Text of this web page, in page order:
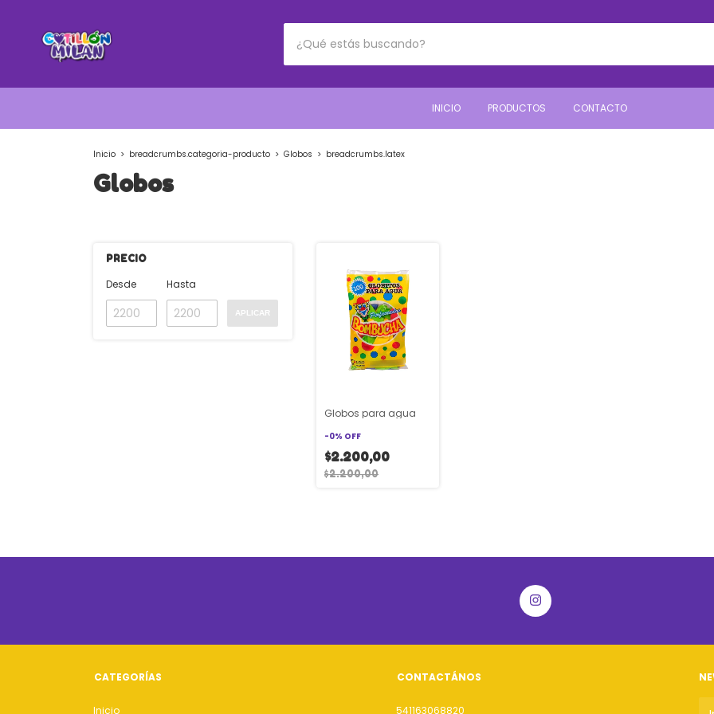
INICIO PRODUCTOS CONTACTO
Inicio > breadcrumbs.categoria-producto > Globos > breadcrumbs.latex
Globos
PRECIO
Desde Hasta
APLICAR
Globos para agua
-0% OFF
$2.200,00
$2.200,00
CATEGORÍAS
Inicio
CONTACTÁNOS
541163068820